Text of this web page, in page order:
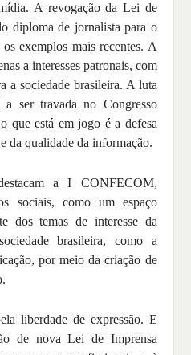
A revogação da Lei de
diploma de jornalista para o
exemplos mais recentes. A
a interesses patronais, com
a sociedade brasileira. A luta
a ser travada no Congresso
que está em jogo é a defesa
da qualidade da informação.
a I CONFECOM,
sociais, como um espaço
dos temas de interesse da
brasileira, como a
por meio da criação de
liberdade de expressão. E
de nova Lei de Imprensa